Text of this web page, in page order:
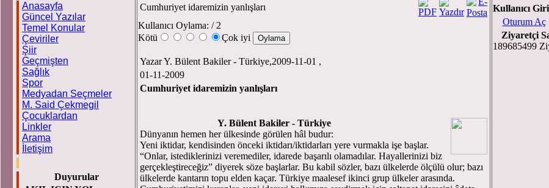
Anasayfa
Güncel Yazılar
Temel Konular
Çeviriler
Şiir
Geçmişten
Sağlık
Spor
Medyadan Seçmeler
M. Said Çekmegil
Çocuklardan
Linkler
Arama
İletişim
Duyurular
Cumhuriyet idaremizin yanlışları
Kullanıcı Oylama: / 2
Kötü
Çok iyi
Yazar Y. Bülent Bakiler - Türkiye,2009-11-01 ,
01-11-2009
Cumhuriyet idaremizin yanlışları
Y. Bülent Bakiler - Türkiye
Dünyanın hemen her ülkesinde görülen hâl budur:
Yeni iktidar, kendisinden önceki iktidarı/iktidarları yere vurmakla işe başlar.
“Onlar, istediklerinizi veremediler, idarede başarılı olamadılar. Hayallerinizi biz
gerçekleştireceğiz” diyerek söze başlarlar. Bu kabil sözler, bazı ülkelerde ölçülü olur; bazı
ülkelerde kantarın topu elden kaçar. Türkiye maalesef ikinci grup ülkeler arasında.
Kullanıcı
Oturum Aç
Ziyaretçi
189685499